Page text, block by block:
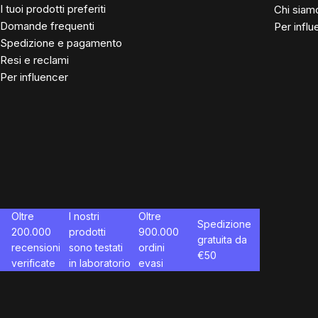
I tuoi prodotti preferiti
Domande frequenti
Spedizione e pagamento
Resi e reclami
Per influencer
Chi
Per
Oltre
200.000
recensioni
verificate
I nostri
prodotti
sono testati
in laboratorio
Oltre
900.000
ordini
evasi
Spedizione
gratuita da
€50